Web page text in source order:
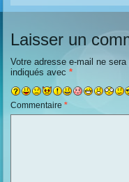
Laisser un
Votre adresse e-mail ne sera
indiqués avec*
Commentaire*